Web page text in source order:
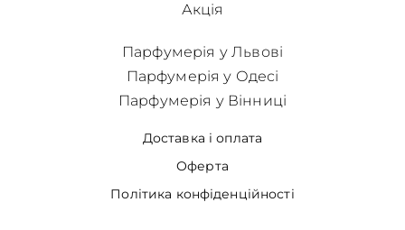
Акція
Доставка і оплата
Оферта
Політика конфіденційності
Парфумерія у Львові
Парфумерія у Одесі
Парфумерія у Вінниці